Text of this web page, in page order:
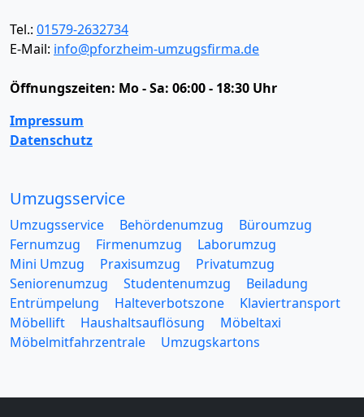
Tel.: 01579-2632734
E-Mail: info@pforzheim-umzugsfirma.de
Öffnungszeiten: Mo - Sa: 06:00 - 18:30 Uhr
Impressum
Datenschutz
Umzugsservice
Umzugsservice Behördenumzug
Büroumzug
Fernumzug
Firmenumzug
Laborumzug
Mini Umzug
Praxisumzug
Privatumzug
Seniorenumzug
Studentenumzug
Beiladung
Entrümpelung
Halteverbotszone
Klaviertransport
Möbellift
Haushaltsauflösung
Möbeltaxi
Möbelmitfahrzentrale
Umzugskartons